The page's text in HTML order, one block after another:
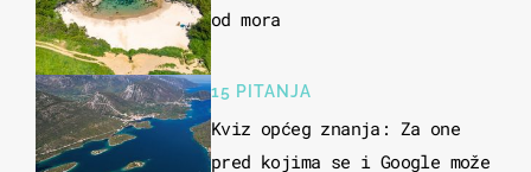
od mora
15 PITANJA
Kviz općeg znanja: Za one
pred kojima se i Google može